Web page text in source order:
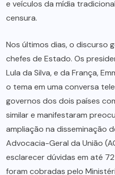
e veículos da mídia
censura.
Nos últimos dias, o discurso
chefes de Estado. Os
Lula da Silva, e da França,
o tema em uma conversa
governos dos dois países
similar e manifestaram
ampliação na disseminação
Advocacia-Geral da União
esclarecer dúvidas em até
foram cobradas pelo